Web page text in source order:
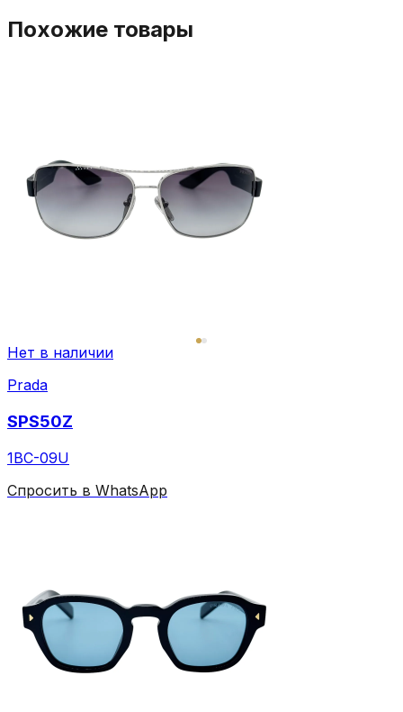
Похожие товары
Нет в наличии
Prada
SPS50Z
1BC-09U
Спросить в WhatsApp